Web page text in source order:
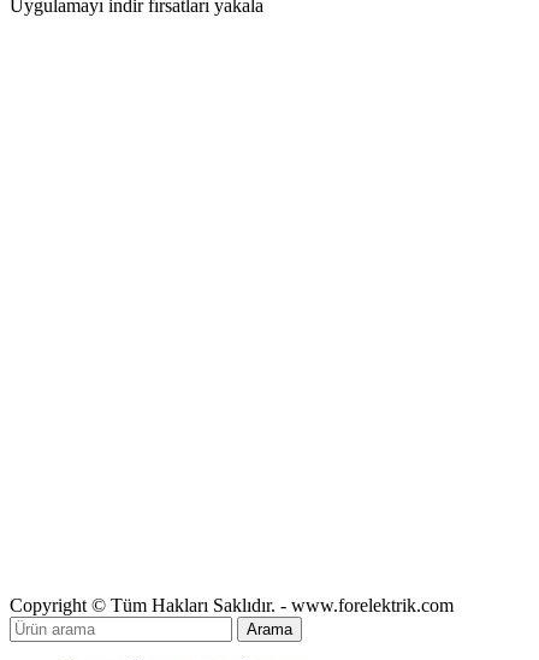
Uygulamayı indir fırsatları yakala
Copyright © Tüm Hakları Saklıdır. - www.forelektrik.com
Arama